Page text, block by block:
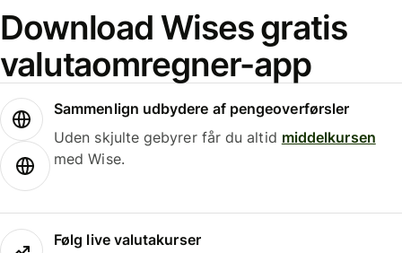
Download Wises gratis
valutaomregner-app
Sammenlign udbydere af pengeoverførsler
Uden skjulte gebyrer får du altid middelkursen
med Wise.
Følg live valutakurser